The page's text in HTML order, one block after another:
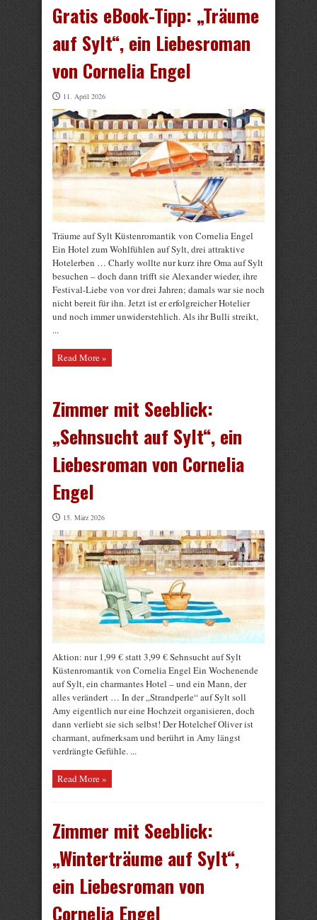
Gratis eBook-Tipp: „Träume
auf Sylt“, ein Liebesroman
von Cornelia Engel
11. April 2026
Träume auf Sylt Küstenromantik von Cornelia Engel
Ein Hotel zum Wohlfühlen auf Sylt, drei attraktive
Hotelerben … Charly wollte nur kurz ihre Oma auf Sylt
besuchen – doch dann trifft sie Alexander wieder, ihre
Festival-Liebe von vor drei Jahren; damals war sie noch
nicht bereit für ihn. Jetzt ist er erfolgreicher Hotelier
und noch immer unwiderstehlich. Als ihr Bulli streikt,
...
Read More »
Zimmer mit Seeblick:
„Sehnsucht auf Sylt“, ein
Liebesroman von Cornelia
Engel
15. März 2026
Aktion: nur 1,99 € statt 3,99 € Sehnsucht auf Sylt
Küstenromantik von Cornelia Engel Ein Wochenende
auf Sylt, ein charmantes Hotel – und ein Mann, der
alles verändert … In der „Strandperle“ auf Sylt soll
Amy eigentlich nur eine Hochzeit organisieren, doch
dann verliebt sie sich selbst! Der Hotelchef Oliver ist
charmant, aufmerksam und berührt in Amy längst
verdrängte Gefühle. ...
Read More »
Zimmer mit Seeblick:
„Winterträume auf Sylt“,
ein Liebesroman von
Cornelia Engel